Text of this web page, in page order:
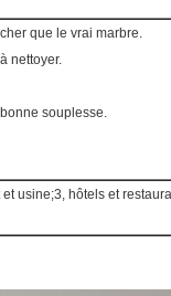
que le vrai marbre.
nettoyer.
souplesse.
usine;3, hôtels et